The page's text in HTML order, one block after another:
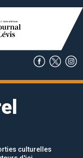
culturelles